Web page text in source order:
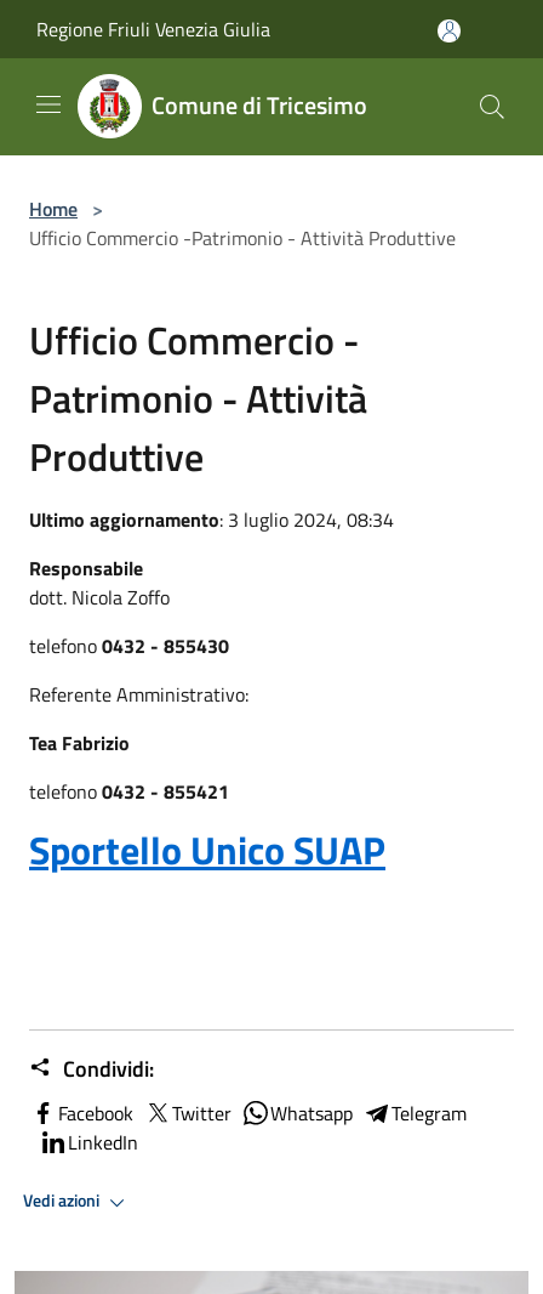
Regione Friuli Venezia Giulia
Comune di Tricesimo
Home >
Ufficio Commercio -Patrimonio - Attività Produttive
Ufficio Commercio -
Patrimonio - Attività
Produttive
Ultimo aggiornamento: 3 luglio 2024, 08:34
Responsabile
dott. Nicola Zoffo
telefono0432 - 855430
Referente Amministrativo:
Tea Fabrizio
telefono0432 - 855421
Sportello Unico SUAP
Condividi:
Facebook Twitter Whatsapp
Telegram
LinkedIn
Vedi azioni